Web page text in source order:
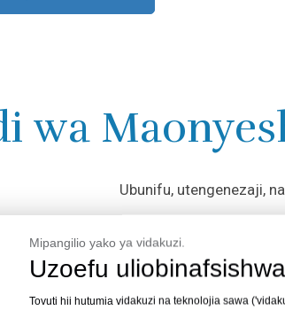
wa
Ubunifu, utengenezaji,
Mipangilio yako ya vidakuzi.
Uzoefu
Tovuti hii hutumia vidakuzi na teknolojia sawa